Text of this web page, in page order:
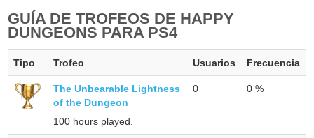
GUÍA DE TROFEOS DE HAPPY
DUNGEONS PARA PS4
Tipo Trofeo Usuarios Frecuencia
The Unbearable Lightness
of the Dungeon
100 hours played.
0 0 %